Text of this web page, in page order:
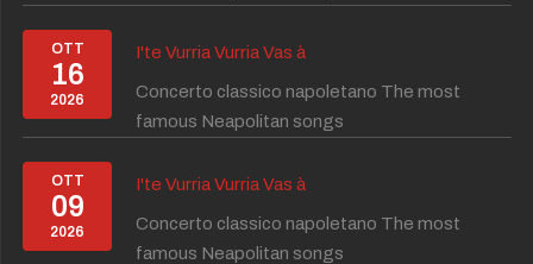
OTT
16
2026
I'te Vurria Vurria Vas à
Concerto classico napoletano The most
famous Neapolitan songs
OTT
09
2026
I'te Vurria Vurria Vas à
Concerto classico napoletano The most
famous Neapolitan songs